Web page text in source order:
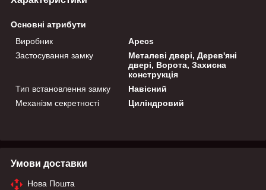
Основні атрибути
Виробник
Apecs
Застосування замку
Металеві двері, Дерев'яні
двері, Ворота, Захисна
конструкція
Тип встановлення замку
Навісний
Механізм секретності
Циліндровий
Умови доставки
Нова Пошта